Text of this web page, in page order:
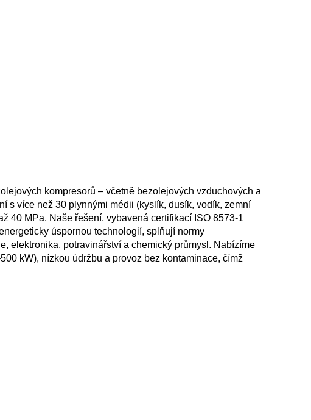
kompresorů – včetně bezolejových vzduchových a
s více než 30 plynnými médii (kyslík, dusík, vodík, zemní
40 MPa. Naše řešení, vybavená certifikací ISO 8573-1
úspornou technologií, splňují normy
elektronika, potravinářství a chemický průmysl. Nabízíme
kW), nízkou údržbu a provoz bez kontaminace, čímž